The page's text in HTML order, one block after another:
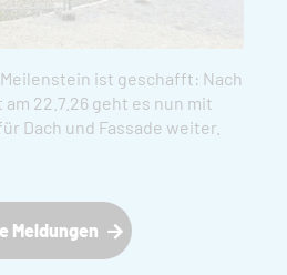
ist geschafft: Nach
22.7.26 geht es nun mit
Dach und Fassade weiter.
Meldungen